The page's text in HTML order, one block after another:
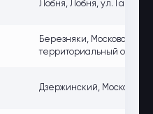
Лобня, Лобня, ул.
Березняки, Московская
территориальный отдел
Дзержинский,